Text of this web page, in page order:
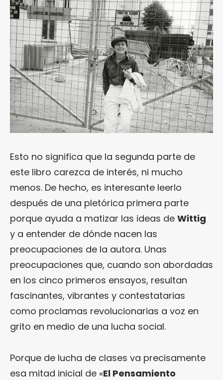
Esto no significa que la segunda parte de
este libro carezca de interés, ni mucho
menos. De hecho, es interesante leerlo
después de una pletórica primera parte
porque ayuda a matizar las ideas de Wittig
y a entender de dónde nacen las
preocupaciones de la autora. Unas
preocupaciones que, cuando son abordadas
en los cinco primeros ensayos, resultan
fascinantes, vibrantes y contestatarias
como proclamas revolucionarias a voz en
grito en medio de una lucha social.
Porque de lucha de clases va precisamente
esa mitad inicial de «El Pensamiento